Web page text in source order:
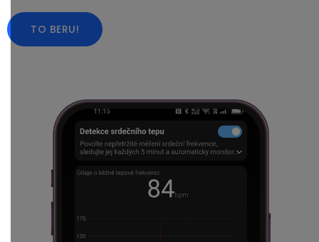
TO BERU!